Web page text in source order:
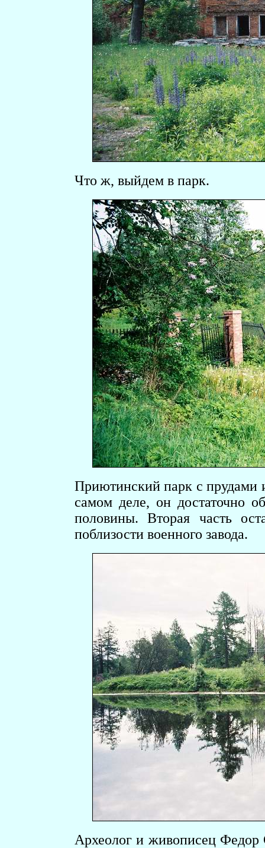
Что ж, выйдем в парк.
Приютинский парк с прудами
самом деле, он достаточно
половины. Вторая часть
поблизости военного завода.
Археолог и живописец Федор